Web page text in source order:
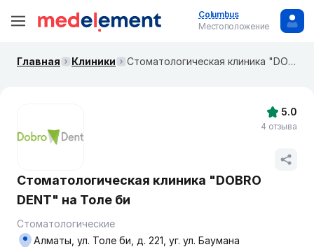
Columbus
Местоположение
Главная Клиники Стоматологическая клиника "DOBRO DENT" на Толе би
Стоматологическая клиника "DOBRO
DENT" на Толе би
Стоматологические
Алматы, ул. Толе би, д. 221, уг. ул. Баумана
5.0
4 отзыва